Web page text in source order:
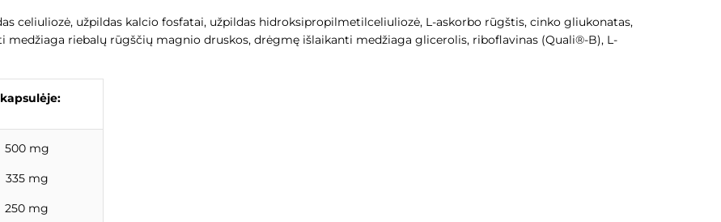
celiuliozė, užpildas kalcio fosfatai, užpildas hidroksipropilmetilceliuliozė, L-askorbo rūgštis, cinko gliukonatas,
riebalų rūgščių magnio druskos, drėgmę išlaikanti medžiaga glicerolis, riboflavinas (Quali®-B), L-
kapsulėje:
500 mg
335 mg
250 mg